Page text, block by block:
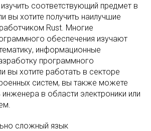
соответствующий предмет в
вы хотите получить наилучшие
Rust. Многие
обеспечения изучают
информационные
программного
вы хотите работать в секторе
систем, вы также можете
инженера в области электроники или
сложный язык